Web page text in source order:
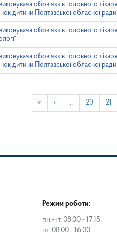
обов’язків головного
дитини Полтавської обласної
обов’язків головного
обов’язків головного
дитини Полтавської обласної
« ‹ … 20 21
Режим роботи:
пн.-чт. 08.00 - 17.15,